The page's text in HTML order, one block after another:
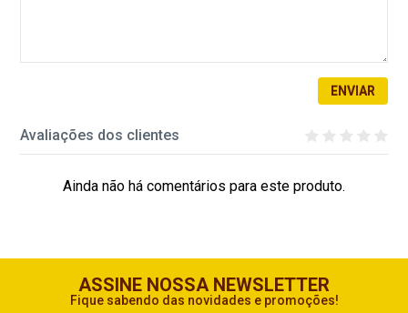
ENVIAR
Avaliações dos clientes
Ainda não há comentários para este produto.
ASSINE NOSSA NEWSLETTER
Fique sabendo das novidades e promoções!